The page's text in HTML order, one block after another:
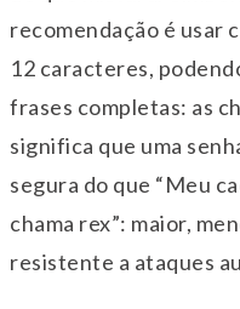
recomendação é usar
12 caracteres,
frases completas: as
significa que uma
segura do que “Meu
chama rex”: maior,
resistente a ataques